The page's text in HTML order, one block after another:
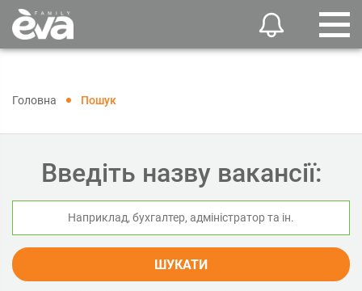
Головна Пошук
Введіть назву вакансії:
ШУКАТИ